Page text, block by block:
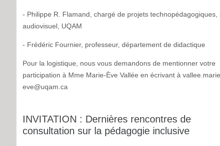
- Philippe R. Flamand, chargé de projets technopédagogiques,
audiovisuel, UQAM
- Frédéric Fournier, professeur, département de didactique
Pour la logistique, nous vous demandons de mentionner votre
participation à Mme Marie-Ève Vallée en écrivant à
eve@uqam.ca
INVITATION : Dernières rencontres de
consultation sur la pédagogie inclusive